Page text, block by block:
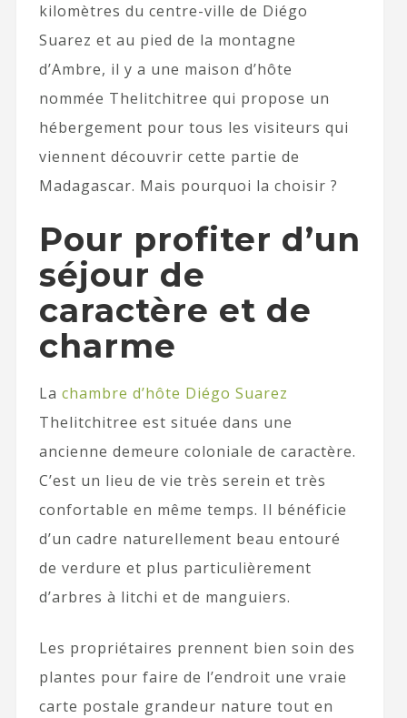
kilomètres du centre-ville de Diégo
Suarez et au pied de la montagne
d’Ambre, il y a une maison d’hôte
nommée Thelitchitree qui propose un
hébergement pour tous les visiteurs qui
viennent découvrir cette partie de
Madagascar. Mais pourquoi la choisir ?
Pour profiter d’un
séjour de
caractère et de
charme
La chambre d’hôte Diégo Suarez
Thelitchitree est située dans une
ancienne demeure coloniale de caractère.
C’est un lieu de vie très serein et très
confortable en même temps. Il bénéficie
d’un cadre naturellement beau entouré
de verdure et plus particulièrement
d’arbres à litchi et de manguiers.
Les propriétaires prennent bien soin des
plantes pour faire de l’endroit une vraie
carte postale grandeur nature tout en